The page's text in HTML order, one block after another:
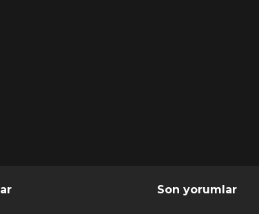
Son yorumlar